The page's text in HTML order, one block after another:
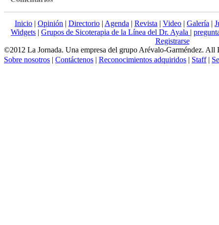
Inicio | Opinión | Directorio | Agenda | Revista | Video | Galería |
Widgets | Grupos de Sicoterapia de la Línea del Dr. Ayala |
Registrarse
©2012 La Jornada. Una empresa del grupo Arévalo-Garméndez. All
Sobre nosotros | Contáctenos | Reconocimientos adquiridos | Staff|